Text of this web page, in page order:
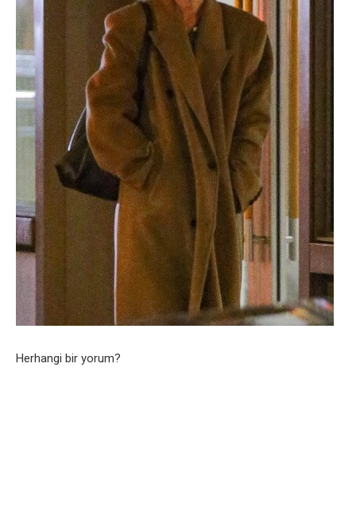
Herhangi bir yorum?